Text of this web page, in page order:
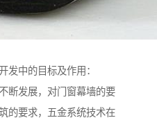
发中的目标及作用：
断发展，对门窗幕墙的要
的要求，五金系统技术在